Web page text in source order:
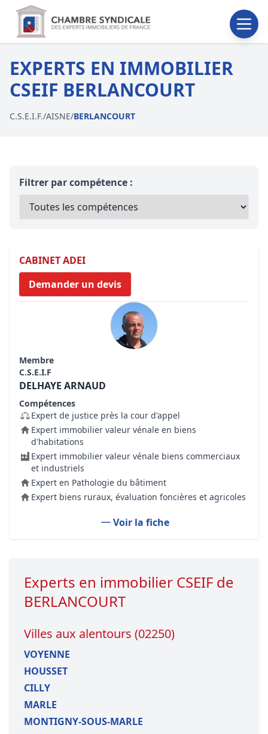
EXPERTS EN IMMOBILIER
CSEIF BERLANCOURT
C.S.E.I.F./AISNE/BERLANCOURT
Filtrer par compétence :
CABINET ADEI
Demander un devis
Membre
C.S.E.I.F
DELHAYE ARNAUD
Compétences
Expert de justice près la cour d'appel
Expert immobilier valeur vénale en biens
d'habitations
Expert immobilier valeur vénale biens commerciaux
et industriels
Expert en Pathologie du bâtiment
Expert biens ruraux, évaluation foncières et agricoles
Voir la fiche
Experts en immobilier CSEIF de
BERLANCOURT
Villes aux alentours (02250)
VOYENNE
HOUSSET
CILLY
MARLE
MONTIGNY-SOUS-MARLE